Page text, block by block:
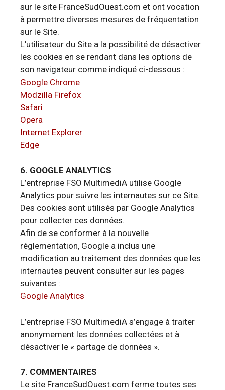
sur le site FranceSudOuest.com et ont vocation
à permettre diverses mesures de fréquentation
sur le Site.
L’utilisateur du Site a la possibilité de désactiver
les cookies en se rendant dans les options de
son navigateur comme indiqué ci-dessous :
Google Chrome
Modzilla Firefox
Safari
Opera
Internet Explorer
Edge
6. GOOGLE ANALYTICS
L’entreprise FSO MultimediA utilise Google
Analytics pour suivre les internautes sur ce Site.
Des cookies sont utilisés par Google Analytics
pour collecter ces données.
Afin de se conformer à la nouvelle
réglementation, Google a inclus une
modification au traitement des données que les
internautes peuvent consulter sur les pages
suivantes :
Google Analytics
L’entreprise FSO MultimediA s’engage à traiter
anonymement les données collectées et à
désactiver le « partage de données ».
7. COMMENTAIRES
Le site FranceSudOuest.com ferme toutes ses